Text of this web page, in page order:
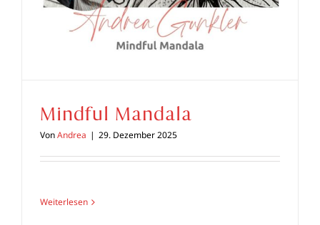
Mindful Mandala
VonAndrea | 29. Dezember 2025
Weiterlesen